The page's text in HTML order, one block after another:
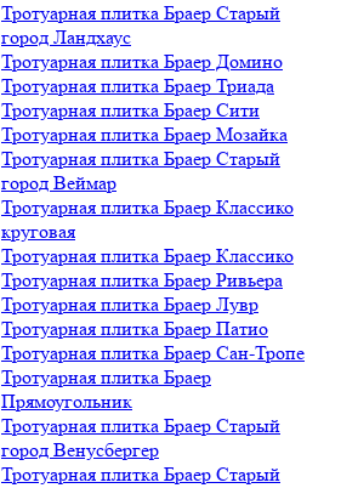
Тротуарная плитка Браер Старый
город Ландхаус
Тротуарная плитка Браер Домино
Тротуарная плитка Браер Триада
Тротуарная плитка Браер Сити
Тротуарная плитка Браер Мозайка
Тротуарная плитка Браер Старый
город Веймар
Тротуарная плитка Браер Классико
круговая
Тротуарная плитка Браер Классико
Тротуарная плитка Браер Ривьера
Тротуарная плитка Браер Лувр
Тротуарная плитка Браер Патио
Тротуарная плитка Браер Сан-Тропе
Тротуарная плитка Браер
Прямоугольник
Тротуарная плитка Браер Старый
город Венусбергер
Тротуарная плитка Браер Старый